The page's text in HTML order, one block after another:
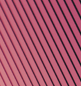
城型网站建设
电子商务网站
业网站建设
高性价比
网站建设解
推广